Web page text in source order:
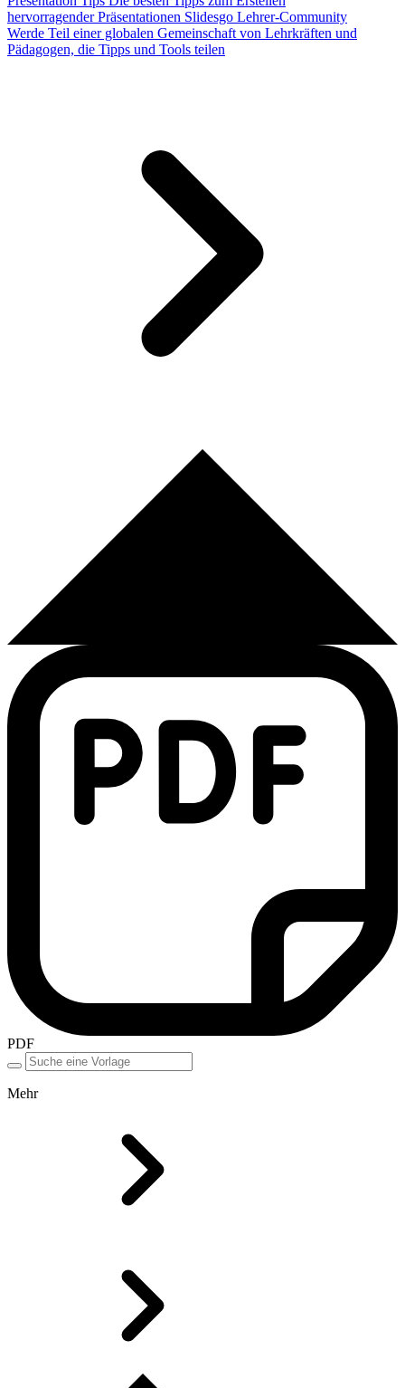
hervorragender Präsentationen Slidesgo Lehrer-Community
Werde Teil einer globalen Gemeinschaft von Lehrkräften und
Pädagogen, die Tipps und Tools teilen
PDF
Mehr